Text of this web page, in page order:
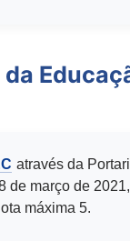
através da
março de
máxima 5.